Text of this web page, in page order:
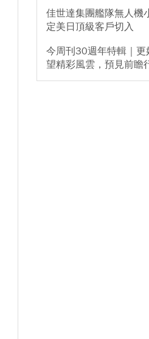
佳世達集團艦隊無人機
定美日頂級客戶切入
今周刊30週年特輯｜更
望精彩風雲，預見前瞻